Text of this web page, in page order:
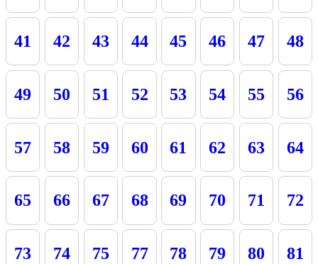
41 42 43 44 45 46 47 48
49 50 51 52 53 54 55 56
57 58 59 60 61 62 63 64
65 66 67 68 69 70 71 72
73 74 75 77 78 79 80 81